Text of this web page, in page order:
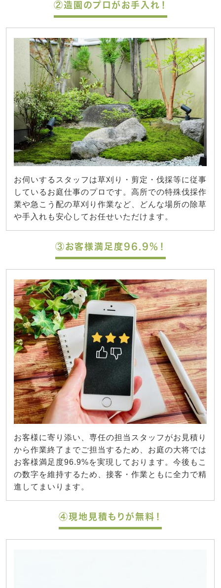
②造園のプロがお手入れ！
お伺いするスタッフは草刈り・剪定・伐採等に従事
しているお庭仕事のプロです。高所での特殊伐採作
業や急こう配の草刈り作業など、どんな場所の除草
や手入れも安心してお任せいただけます。
③お客様満足度96.9%！
お客様に寄り添い、専任の担当スタッフがお見積り
から作業終了までご担当するため、お庭の大将では
お客様満足度96.9%を実現しております。今後もこ
の数字を維持するため、接客・作業ともに全力で精
進してまいります。
④現地見積もりが無料！